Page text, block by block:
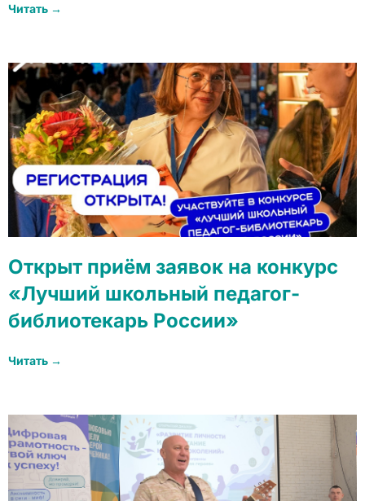
Читать →
Открыт приём заявок на конкурс
«Лучший школьный педагог-
библиотекарь России»
Читать →